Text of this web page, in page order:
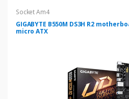
Socket Am4
GIGABYTE B550M DS3H R2
micro ATX